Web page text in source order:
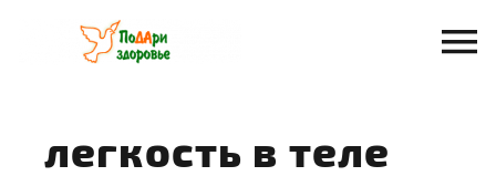
содержанию
легкость в теле